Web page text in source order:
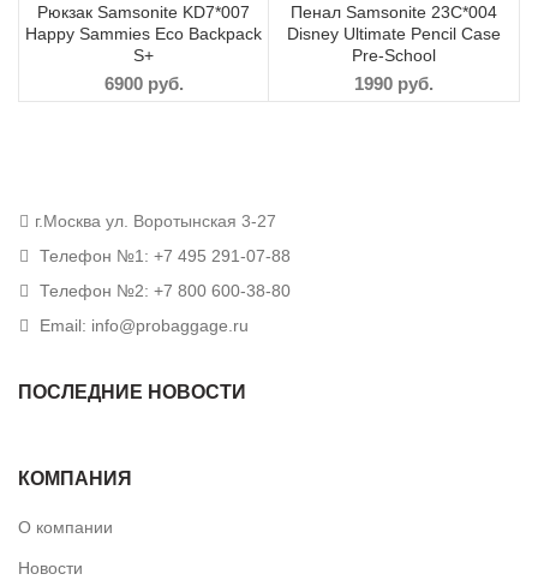
Рюкзак Samsonite KD7*007
Happy Sammies Eco Backpack
S+
6900руб.
Пенал Samsonite 23C*004
Disney Ultimate Pencil Case
Pre-School
1990 руб.
г.Москва ул. Воротынская 3-27
Телефон №1: +7 495 291-07-88
Телефон №2: +7 800 600-38-80
Email: info@probaggage.ru
ПОСЛЕДНИЕ НОВОСТИ
КОМПАНИЯ
О компании
Новости